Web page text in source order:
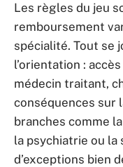
Les règles du jeu
remboursement
spécialité. Tout se
l’orientation :
médecin traitant,
conséquences sur
branches comme
la psychiatrie ou
d’exceptions bien